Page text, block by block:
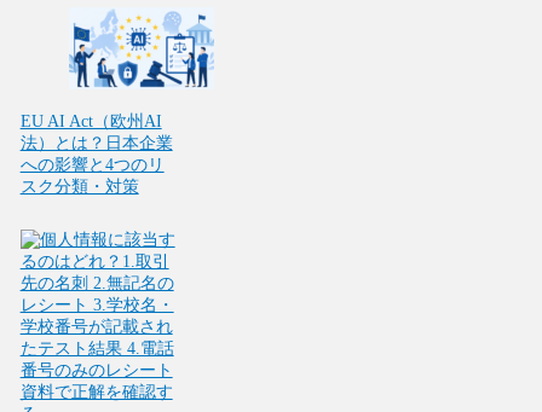
EU AI Act（欧州AI
法）とは？日本企業
への影響と4つのリ
スク分類・対策